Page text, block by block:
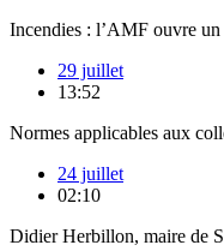
Incendies : l’AMF ouvre
29 juillet
13:52
Normes applicables aux
24 juillet
02:10
Didier Herbillon, maire de